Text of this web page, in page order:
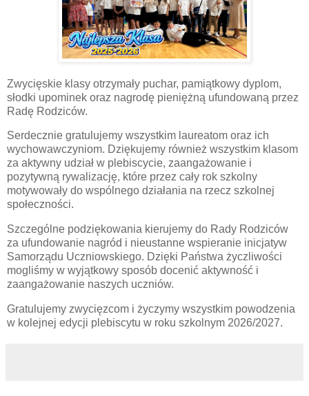
Zwycięskie klasy otrzymały puchar, pamiątkowy dyplom,
słodki upominek oraz nagrodę pieniężną ufundowaną przez
Radę Rodziców.
Serdecznie gratulujemy wszystkim laureatom oraz ich
wychowawczyniom. Dziękujemy również wszystkim klasom
za aktywny udział w plebiscycie, zaangażowanie i
pozytywną rywalizację, które przez cały rok szkolny
motywowały do wspólnego działania na rzecz szkolnej
społeczności.
Szczególne podziękowania kierujemy do Rady Rodziców
za ufundowanie nagród i nieustanne wspieranie inicjatyw
Samorządu Uczniowskiego. Dzięki Państwa życzliwości
mogliśmy w wyjątkowy sposób docenić aktywność i
zaangażowanie naszych uczniów.
Gratulujemy zwycięzcom i życzymy wszystkim powodzenia
w kolejnej edycji plebiscytu w roku szkolnym 2026/2027.